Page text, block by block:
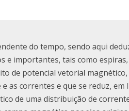
do tempo, sendo aqui
importantes, tais como
de potencial vetorial
as correntes e que se reduz,
de uma distribuição de